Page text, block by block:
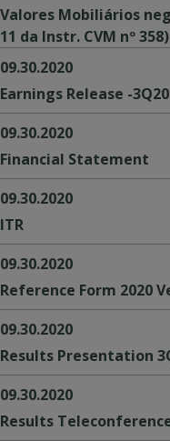
Valores Mobiliários
11 da Instr. CVM nº
09.30.2020
Earnings Release -3Q20
09.30.2020
Financial Statement
09.30.2020
ITR
09.30.2020
Reference Form 2020
09.30.2020
Results Presentation
09.30.2020
Results